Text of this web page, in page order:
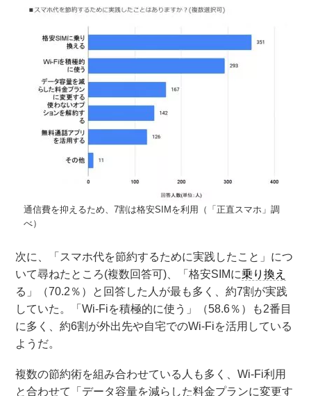
通信費を抑えるため、7割は格安SIMを利用（「正直スマホ」調
べ）
次に、「スマホ代を節約するために実践したこと」につ
いて尋ねたところ(複数回答可)、「格安SIMに乗り換え
る」（70.2％）と回答した人が最も多く、約7割が実践
していた。「Wi-Fiを積極的に使う」（58.6％）も2番目
に多く、約6割が外出先や自宅でのWi-Fiを活用している
ようだ。
複数の節約術を組み合わせている人も多く、Wi-Fi利用
と合わせて「データ容量を減らした料金プランに変更す